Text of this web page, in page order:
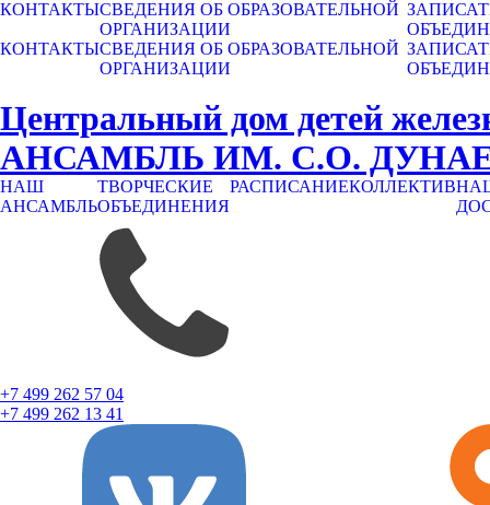
КОНТАКТЫСВЕДЕНИЯ ОБ ОБРАЗОВАТЕЛЬНОЙ
ОРГАНИЗАЦИИ
КОНТАКТЫСВЕДЕНИЯ ОБ ОБРАЗОВАТЕЛЬНОЙ
ОРГАНИЗАЦИИ
Центральный дом детей
АНСАМБЛЬ ИМ. С.О.
НАШ
АНСАМБЛЬ
ТВОРЧЕСКИЕ
ОБЪЕДИНЕНИЯ
РАСПИСАНИЕКОЛЛЕКТИВ
+7 499 262 57 04
+7 499 262 13 41